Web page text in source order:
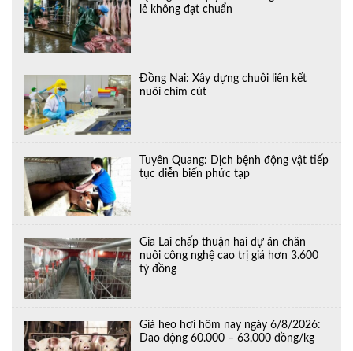
lẻ không đạt chuẩn
Đồng Nai: Xây dựng chuỗi liên kết
nuôi chim cút
Tuyên Quang: Dịch bệnh động vật tiếp
tục diễn biến phức tạp
Gia Lai chấp thuận hai dự án chăn
nuôi công nghệ cao trị giá hơn 3.600
tỷ đồng
Giá heo hơi hôm nay ngày 6/8/2026:
Dao động 60.000 – 63.000 đồng/kg